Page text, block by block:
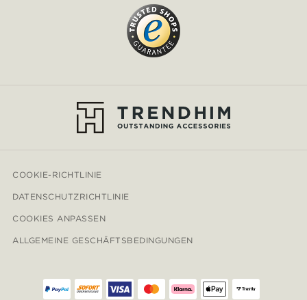
COOKIE-RICHTLINIE
DATENSCHUTZRICHTLINIE
COOKIES ANPASSEN
ALLGEMEINE GESCHÄFTSBEDINGUNGEN